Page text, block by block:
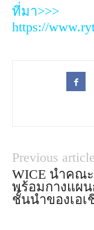
ที่มา>>>
https://
Previous article
WICE นำคณ
พร้อมกางแผ
ชั้นนำของเอเ